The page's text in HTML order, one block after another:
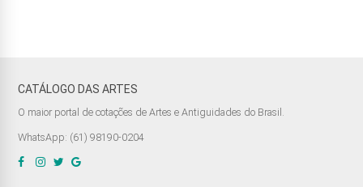
CATÁLOGO DAS ARTES
O maior portal de cotações de Artes e Antiguidades do Brasil.
WhatsApp: (61) 98190-0204